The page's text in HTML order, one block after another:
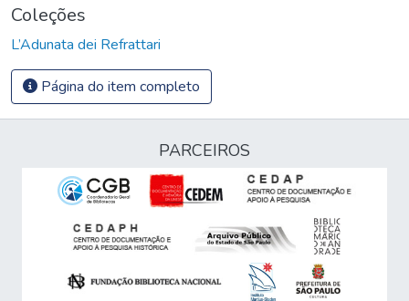
Coleções
L’Adunata dei Refrattari
Página do item completo
PARCEIROS